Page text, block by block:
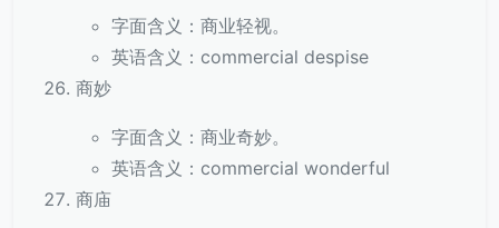
字面含义：商业轻视。
英语含义：commercial despise
商妙
字面含义：商业奇妙。
英语含义：commercial wonderful
商庙